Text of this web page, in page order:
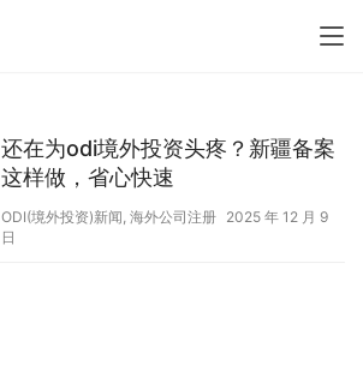
还在为odi境外投资头疼？新疆备案
这样做，省心快速
ODI(境外投资)新闻, 海外公司注册 2025 年 12 月 9
日